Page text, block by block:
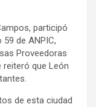
participó
de ANPIC,
Proveedoras
reiteró que León
de esta ciudad